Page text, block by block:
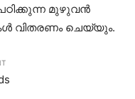
മുഴുവന്‍
വിതരണം ചെയ്യും.